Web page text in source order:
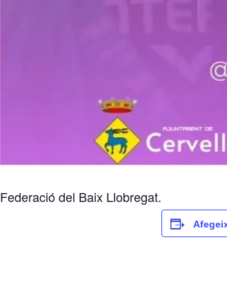
Federació del Baix Llobregat.